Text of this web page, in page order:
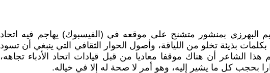
البهرزي بمنشور متشنج على موقعه في (الفيسبوك) يهاجم فيه اتحاد
بذيئة تخلو من اللياقة، وأصول الحوار الثقافي التي ينبغي أن تسود
هذا الشاعر أن هناك موقفا معاديا من قبل قيادات اتحاد الأدباء تجاهه،
بحجب كل ما يشير إليه، وهو أمر لا صحة له إلا في خياله.